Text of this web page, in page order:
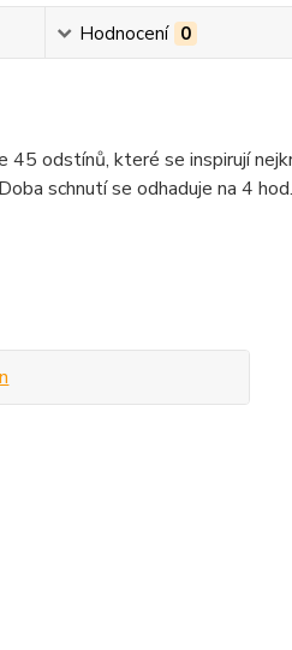
Hodnocení 0
odstínů, které se inspirují
schnutí se odhaduje na 4 hod.